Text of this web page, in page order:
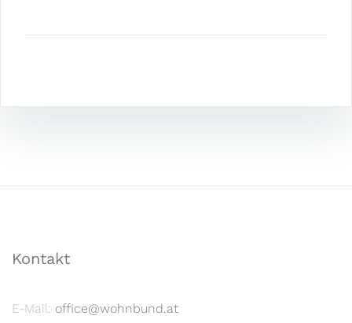
Kontakt
E-Mail: office@wohnbund.at